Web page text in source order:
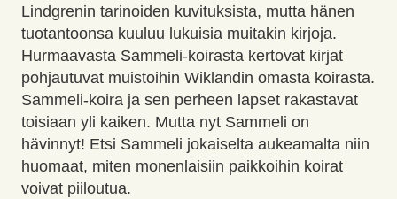
Lindgrenin tarinoiden kuvituksista, mutta hänen
tuotantoonsa kuuluu lukuisia muitakin kirjoja.
Hurmaavasta Sammeli-koirasta kertovat kirjat
pohjautuvat muistoihin Wiklandin omasta koirasta.
Sammeli-koira ja sen perheen lapset rakastavat
toisiaan yli kaiken. Mutta nyt Sammeli on
hävinnyt! Etsi Sammeli jokaiselta aukeamalta niin
huomaat, miten monenlaisiin paikkoihin koirat
voivat piiloutua.